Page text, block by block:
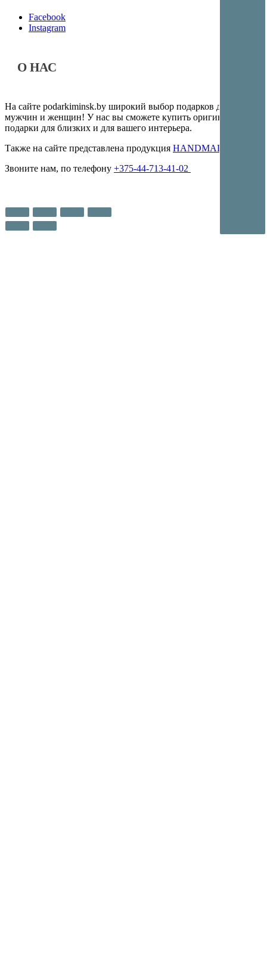
Facebook
Instagram
О НАС
На сайте podarkiminsk.by широкий выбор подарков для
мужчин и женщин! У нас вы сможете купить оригинальные
подарки для близких и для вашего интерьера.
Также на сайте представлена продукция HANDMADE
Звоните нам, по телефону +375-44-713-41-02